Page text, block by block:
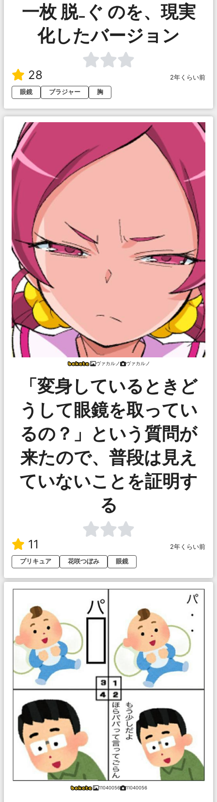
一枚 脱₋ぐ のを、現実
化したバージョン
28
2年くらい前
眼鏡
ブラジャー 胸
ヴァカルノ ヴァカルノ
「変身しているときど
うして眼鏡を取ってい
るの？」という質問が
来たので、普段は見え
ていないことを証明す
る
11
2年くらい前
プリキュア
花咲つぼみ 眼鏡
11040056 11040056